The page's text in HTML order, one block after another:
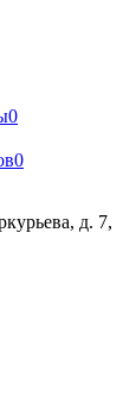
0
0
д. 7,